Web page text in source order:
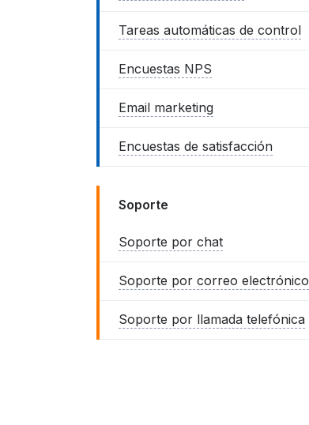
Tareas automáticas de control
Encuestas NPS
Email marketing
Encuestas de satisfacción
Soporte
Soporte por chat
Soporte por correo electrónico
Soporte por llamada telefónica